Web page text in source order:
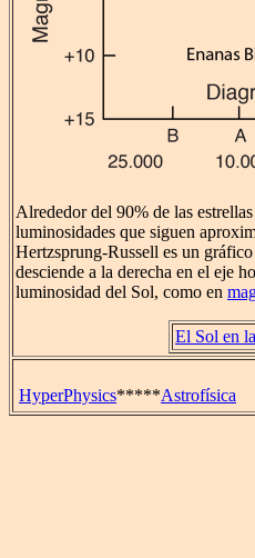
Alrededor del 90% de las
luminosidades que siguen
Hertzsprung-Russell es un
desciende a la derecha en el eje
luminosidad del Sol, como en
El Sol en
HyperPhysics*****Astrofísica